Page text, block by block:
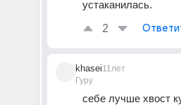
устаканилась.
2
khasei
Гуру
11лет
себе лучше хвост